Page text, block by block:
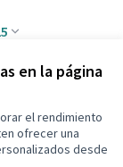
en la página
el rendimiento
ofrecer una
desde